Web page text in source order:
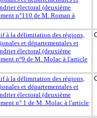
électoral (deuxième
n°110 de M. Roman à
à la délimitation des régions,
et départementales et
électoral (deuxième
n°9 de M. Molac à l'article
à la délimitation des régions,
et départementales et
électoral (deuxième
n° 1 de M. Molac à l'article